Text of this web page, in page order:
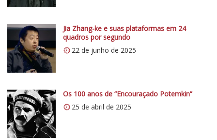
/
0
w
p
.
c
o
m
/
v
Jia Zhang-ke e suas plataformas em 24
quadros por segundo
22 de junho de 2025
Os 100 anos de “Encouraçado Potemkin”
25 de abril de 2025